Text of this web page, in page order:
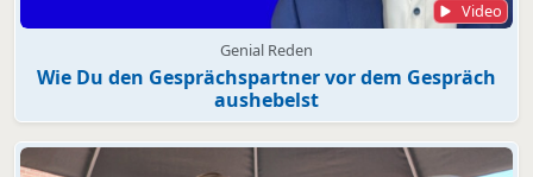
Video
Genial Reden
Wie Du den Gesprächspartner vor dem Gespräch
aushebelst